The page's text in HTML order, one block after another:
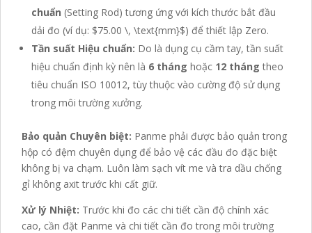
chuẩn (Setting Rod) tương ứng với kích thước bắt đầu
dải đo (ví dụ: $75.00 \, \text{mm}$) để thiết lập Zero.
Tần suất Hiệu chuẩn: Do là dụng cụ cầm tay, tần suất
hiệu chuẩn định kỳ nên là 6 tháng hoặc 12 tháng theo
tiêu chuẩn ISO 10012, tùy thuộc vào cường độ sử dụng
trong môi trường xưởng.
Bảo quản Chuyên biệt: Panme phải được bảo quản trong
hộp có đệm chuyên dụng để bảo vệ các đầu đo đặc biệt
không bị va chạm. Luôn làm sạch vít me và tra dầu chống
gỉ không axit trước khi cất giữ.
Xử lý Nhiệt: Trước khi đo các chi tiết cần độ chính xác
cao, cần đặt Panme và chi tiết cần đo trong môi trường